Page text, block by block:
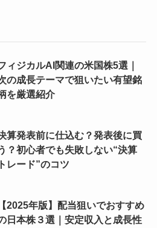
ィジカルAI関連の米国株5選｜
の成長テーマで狙いたい有望銘
を厳選紹介
算発表前に仕込む？発表後に買
？初心者でも失敗しない“決算
トレード”のコツ
【2025年版】配当狙いでおすすめ
日本株３選｜安定収入と成長性